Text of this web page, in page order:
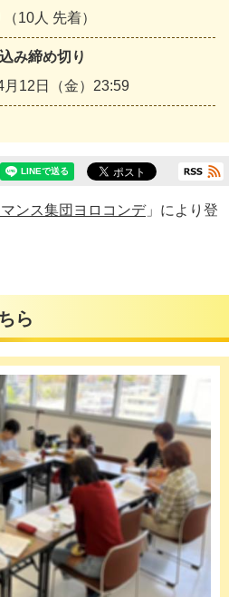
10人 先着）
み締め切り
月12日（金）23:59
ンス集団ヨロコンデ」により登
ら